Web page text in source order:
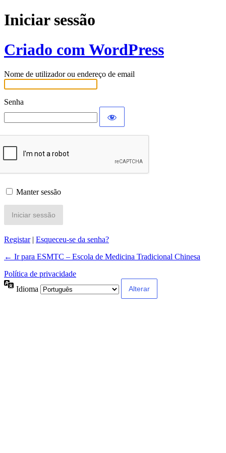
Iniciar sessão
Criado com WordPress
Nome de utilizador ou endereço de email
Senha
Manter sessão
Registar| Esqueceu-se da senha?
← Ir para ESMTC – Escola de Medicina Tradicional Chinesa
Política de privacidade
Idioma